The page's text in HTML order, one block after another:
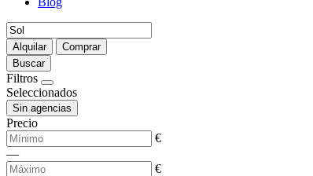
Alquilar
Comprar
Buscar
Filtros
Seleccionados
Sin agencias
Precio
€
—
€